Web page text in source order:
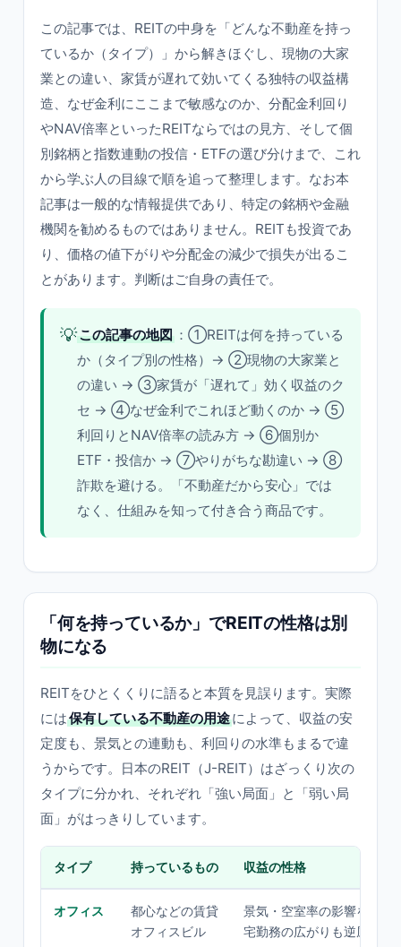
この記事では、REITの中身を「どんな不動産を持っ
ているか（タイプ）」から解きほぐし、現物の大家
業との違い、家賃が遅れて効いてくる独特の収益構
造、なぜ金利にここまで敏感なのか、分配金利回り
やNAV倍率といったREITならではの見方、そして個
別銘柄と指数連動の投信・ETFの選び分けまで、これ
から学ぶ人の目線で順を追って整理します。なお本
記事は一般的な情報提供であり、特定の銘柄や金融
機関を勧めるものではありません。REITも投資であ
り、価格の値下がりや分配金の減少で損失が出るこ
とがあります。判断はご自身の責任で。
💡この記事の地図 ：①REITは何を持っている
か（タイプ別の性格）→ ②現物の大家業と
の違い → ③家賃が「遅れて」効く収益のク
セ → ④なぜ金利でこれほど動くのか → ⑤
利回りとNAV倍率の読み方 → ⑥個別か
ETF・投信か → ⑦やりがちな勘違い → ⑧
詐欺を避ける。「不動産だから安心」では
なく、仕組みを知って付き合う商品です。
「何を持っているか」でREITの性格は別
物になる
REITをひとくくりに語ると本質を見誤ります。実際
には保有している不動産の用途によって、収益の安
定度も、景気との連動も、利回りの水準もまるで違
うからです。日本のREIT（J-REIT）はざっくり次の
タイプに分かれ、それぞれ「強い局面」と「弱い局
面」がはっきりしています。
タイプ 持っているもの 収益の性格
オフィス
都心などの賃貸
オフィスビル
景気・空室率の影響を受け
宅勤務の広がりも逆風にな